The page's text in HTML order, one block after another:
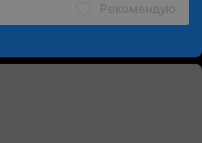
Рекомендую